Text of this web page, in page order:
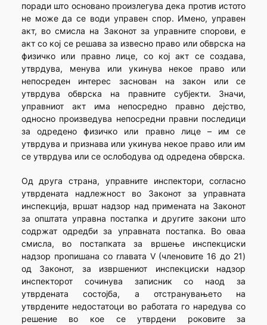
поради што основано произлегува дека против истото
не може да се води управен спор. Имено, управен
акт, во смисла на Законот за управните спорови, е
акт со кој се решава за извесно право или обврска на
физичко или правно лице, со кој акт се создава,
утврдува, менува или укинува некое право или
непосреден интерес заснован на закон или се
утврдува обврска на правните субјекти. Значи,
управниот акт има непосредно правно дејство,
односно произведува непосредни правни последици
за одредено физичко или правно лице – им се
утврдува и признава или укинува некое право или им
се утврдува или се ослободува од одредена обврска.
Од друга страна, управните инспектори, согласно
утврдената надлежност во Законот за управната
инспекција, вршат надзор над примената на Законот
за општата управна постапка и другите закони што
содржат одредби за управната постапка. Во оваа
смисла, во постапката за вршење инспекциски
надзор пропишана со главата V (членовите 16 до 21)
од Законот, за извршениот инспекциски надзор
инспекторот сочинува записник со наод за
утврдената состојба, а отстранувањето на
утврдените недостатоци во работата го наредува со
решение во кое се утврдени роковите за